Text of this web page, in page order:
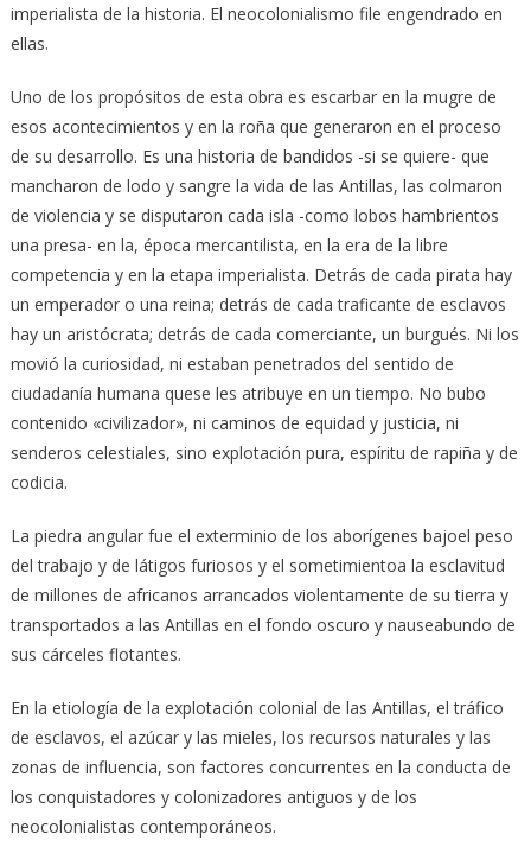
imperialista de la historia. El neocolonialismo file engendrado en
ellas.
Uno de los propósitos de esta obra es escarbar en la mugre de
esos acontecimientos y en la roña que generaron en el proceso
de su desarrollo. Es una historia de bandidos -si se quiere- que
mancharon de lodo y sangre la vida de las Antillas, las colmaron
de violencia y se disputaron cada isla -como lobos hambrientos
una presa- en la, época mercantilista, en la era de la libre
competencia y en la etapa imperialista. Detrás de cada pirata hay
un emperador o una reina; detrás de cada traficante de esclavos
hay un aristócrata; detrás de cada comerciante, un burgués. Ni los
movió la curiosidad, ni estaban penetrados del sentido de
ciudadanía humana quese les atribuye en un tiempo. No bubo
contenido «civilizador», ni caminos de equidad y justicia, ni
senderos celestiales, sino explotación pura, espíritu de rapiña y de
codicia.
La piedra angular fue el exterminio de los aborígenes bajoel peso
del trabajo y de látigos furiosos y el sometimientoa la esclavitud
de millones de africanos arrancados violentamente de su tierra y
transportados a las Antillas en el fondo oscuro y nauseabundo de
sus cárceles flotantes.
En la etiología de la explotación colonial de las Antillas, el tráfico
de esclavos, el azúcar y las mieles, los recursos naturales y las
zonas de influencia, son factores concurrentes en la conducta de
los conquistadores y colonizadores antiguos y de los
neocolonialistas contemporáneos.